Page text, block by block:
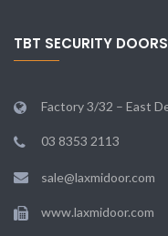
TBT SECURITY DOORS
Factory 3/32 – East
03 8353 2113
sale@laxmidoor.com
www.laxmidoor.com